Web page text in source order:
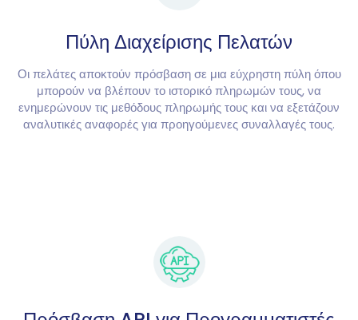
Πύλη Διαχείρισης Πελατών
Οι πελάτες αποκτούν πρόσβαση σε μια εύχρηστη πύλη όπου
μπορούν να βλέπουν το ιστορικό πληρωμών τους, να
ενημερώνουν τις μεθόδους πληρωμής τους και να εξετάζουν
αναλυτικές αναφορές για προηγούμενες συναλλαγές τους.